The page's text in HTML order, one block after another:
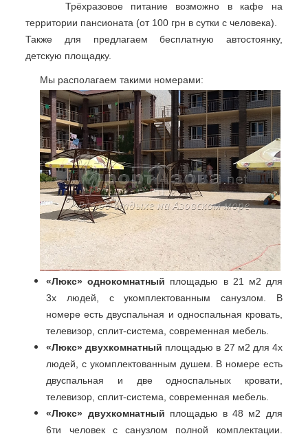
Трёхразовое питание возможно в кафе на
территории пансионата (от 100 грн в сутки с человека).
Также для предлагаем бесплатную автостоянку,
детскую площадку.
Мы располагаем такими номерами:
«Люкс» однокомнатный площадью в 21 м2 для
3х людей, с укомплектованным санузлом. В
номере есть двуспальная и односпальная кровать,
телевизор, сплит-система, современная мебель.
«Люкс» двухкомнатный площадью в 27 м2 для 4х
людей, с укомплектованным душем. В номере есть
двуспальная и две односпальных кровати,
телевизор, сплит-система, современная мебель.
«Люкс» двухкомнатный площадью в 48 м2 для
6ти человек с санузлом полной комплектации.